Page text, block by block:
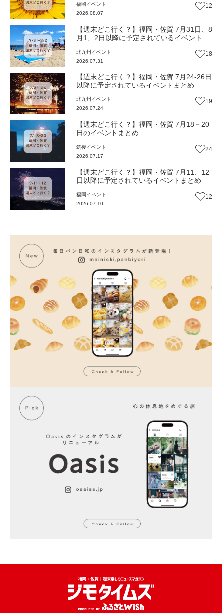
福岡 イベント
2026.08.07
12
【週末どこ行く？】福岡・佐賀 7月31日、8
月1、2日以降に予定されているイベントま
北九州 イベント
2026.07.31
18
【週末どこ行く？】福岡・佐賀 7月24-26日
以降に予定されているイベントまとめ
北九州 イベント
2026.07.24
19
【週末どこ行く？】福岡・佐賀 7月18－20
日のイベントまとめ
筑後イベント
2026.07.17
24
【週末どこ行く？】福岡・佐賀 7月11、12
日以降に予定されているイベントまとめ
福岡 イベント
2026.07.10
12